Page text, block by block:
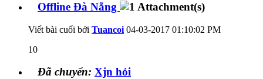
Offline Đà Nẵng
Viết bài cuối bởi Tuancoi 04-03-2017 01:10:02 PM
10
Đã chuyển: Xjn hỏi